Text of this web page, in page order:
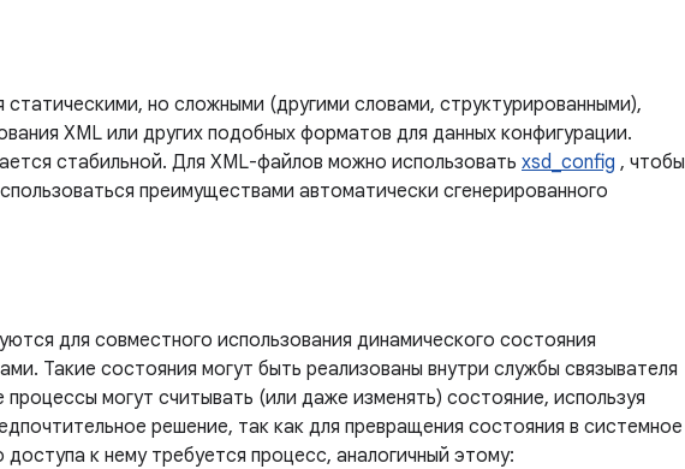
статическими, но сложными (другими словами, структурированными),
XML или других подобных форматов для данных конфигурации.
стабильной. Для XML-файлов можно использовать xsd_config , чтобы
преимуществами автоматически сгенерированного
для совместного использования динамического состояния
Такие состояния могут быть реализованы внутри службы связывателя
могут считывать (или даже изменять) состояние, используя
решение, так как для превращения состояния в системное
к нему требуется процесс, аналогичный этому: